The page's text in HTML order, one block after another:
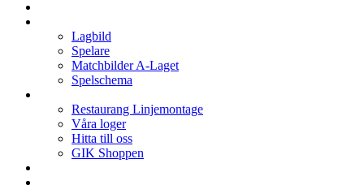
Lagbild
Spelare
Matchbilder A-Laget
Spelschema
Restaurang Linjemontage
Våra loger
Hitta till oss
GIK Shoppen